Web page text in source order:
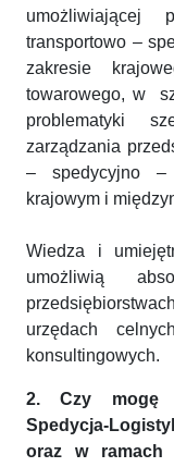
umożliwiającej
transportowo –
zakresie
towarowego, w
problematyki
zarządzania
– spedycyjno –
krajowym i
Wiedza i
umożliwią
urzędach
konsultingowych.
2. Czy mogę
Spedycja-
oraz w ramach